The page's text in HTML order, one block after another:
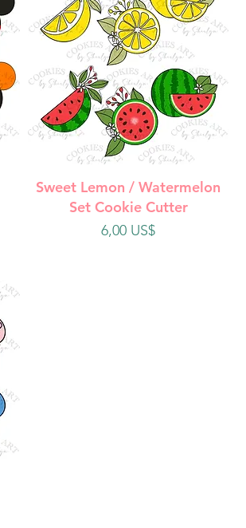
Vista rápida
Sweet Lemon / Watermelon
Set Cookie Cutter
Precio
6,00 US$